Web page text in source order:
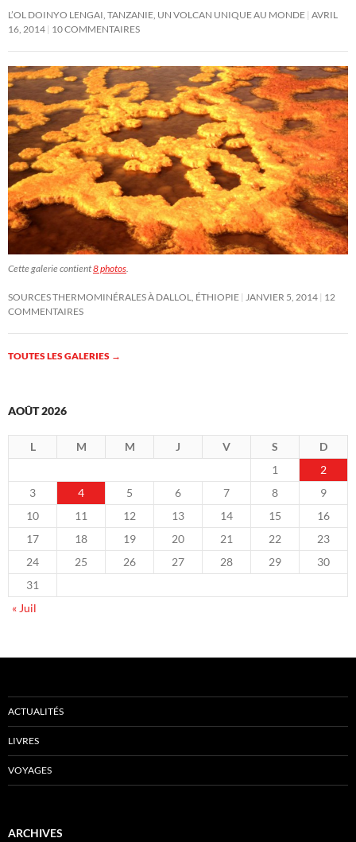
L’OL DOINYO LENGAI, TANZANIE, UN VOLCAN UNIQUE AU MONDE AVRIL
16, 2014 10 COMMENTAIRES
Cette galerie contient8 photos
SOURCES THERMOMINÉRALES À DALLOL, ÉTHIOPIE JANVIER 5, 2014 12
COMMENTAIRES
TOUTES LES GALERIES →
AOÛT 2026
L M M J V S
D
1
2
3
4 5 6 7 8
9
10
11 12 13 14 15
16
17
18 19 20 21 22
23
24
25 26 27 28 29
30
31
« Juil
ACTUALITÉS
LIVRES
VOYAGES
ARCHIVES